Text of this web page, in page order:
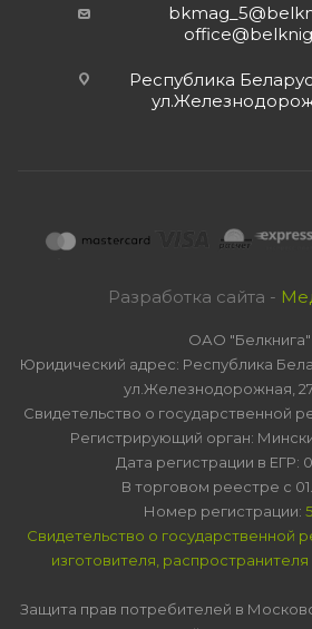
Республика
Разработка сайта -
ОАО "Белкнига"
Юридический адрес: Республика
ул.Железнодорожная,
Свидетельство о государственной
Регистрирующий орган:
Дата регистрации в ЕГР:
В торговом реестре с
Номер регистрации:
Свидетельство о государственной
изготовителя,
Защита прав потребителей в